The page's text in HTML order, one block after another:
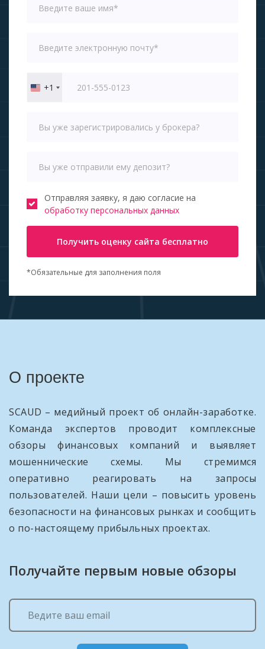
United
+1
Отправляя заявку, я даю согласие на
обработку персональных данных
Получить оценку сайта бесплатно
*Обязательные для заполнения поля
О проекте
SCAUD – медийный проект об онлайн-заработке.
Команда экспертов проводит комплексные
обзоры финансовых компаний и выявляет
мошеннические схемы. Мы стремимся
оперативно реагировать на запросы
пользователей. Наши цели – повысить уровень
безопасности на финансовых рынках и сообщить
о по-настоящему прибыльных проектах.
Получайте первым новые обзоры